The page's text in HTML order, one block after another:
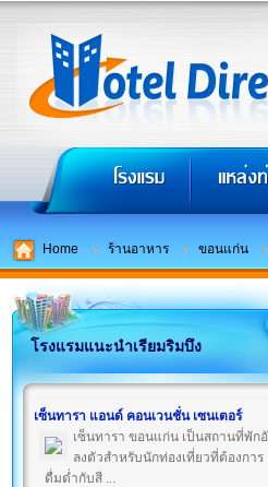
Home ร้านอาหาร ขอนแก่น
โรงแรมแนะนำเรียมริมบึง
เซ็นทารา แอนด์ คอนเวนชั่น เซนเตอร์
เซ็นทารา ขอนแก่น เป็นสถานที่พัก
ลงตัวสำหรับนักท่องเที่ยวที่ต้องการ
ดื่มด่ำกับสี ...